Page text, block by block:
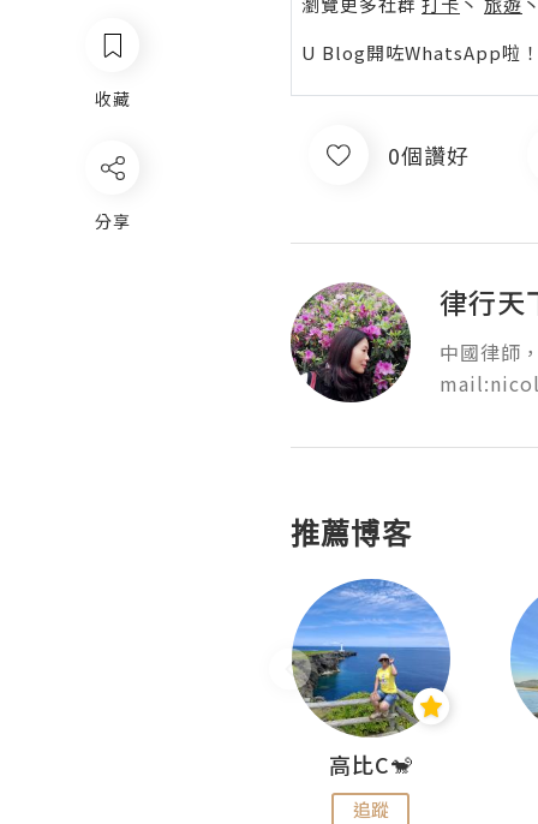
收藏
分享
U Blog開咗WhatsApp啦
0個讚好
律行天
中國律師
推薦博客
高比C🐒
追蹤